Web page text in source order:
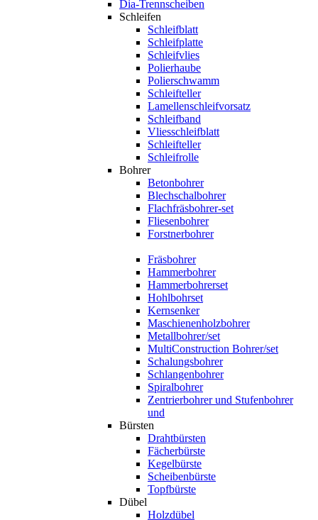
Dia-Trennscheiben
Schleifen
Schleifblatt
Schleifplatte
Schleifvlies
Polierhaube
Polierschwamm
Schleifteller
Lamellenschleifvorsatz
Schleifband
Vliesschleifblatt
Schleifteller
Schleifrolle
Bohrer
Betonbohrer
Blechschalbohrer
Flachfräsbohrer-set
Fliesenbohrer
Forstnerbohrer
Fräsbohrer
Hammerbohrer
Hammerbohrerset
Hohlbohrset
Kernsenker
Maschienenholzbohrer
Metallbohrer/set
MultiConstruction Bohrer/set
Schalungsbohrer
Schlangenbohrer
Spiralbohrer
Zentrierbohrer und Stufenbohrer
und
Bürsten
Drahtbürsten
Fächerbürste
Kegelbürste
Scheibenbürste
Topfbürste
Dübel
Holzdübel